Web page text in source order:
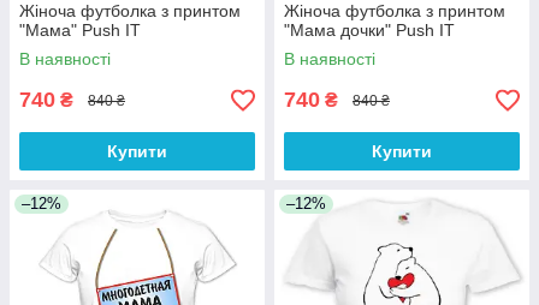
Жіноча футболка з принтом
"Мама" Push IT
В наявності
740 ₴ 840 ₴
Купити
Жіноча футболка з принтом
"Мама дочки" Push IT
В наявності
740 ₴ 840 ₴
Купити
–12% –12%